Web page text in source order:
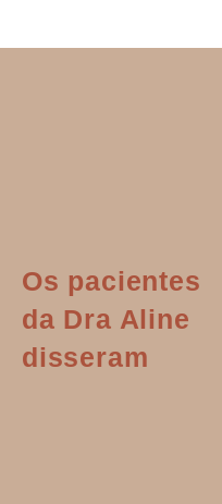
Os pacientes
da Dra Aline
disseram